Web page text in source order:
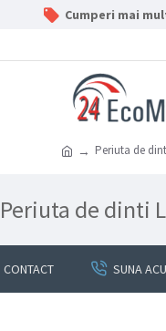
Cumperi mai
Periuta de
Periuta de dinti
CONTACT SUNA